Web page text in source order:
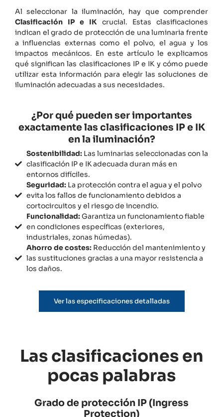
Al seleccionar la iluminación, hay que comprender
Clasificación IP e IK crucial. Estas clasificaciones
indican el grado de protección de una luminaria frente
a influencias externas como el polvo, el agua y los
impactos mecánicos. En este artículo le explicamos
qué significan las clasificaciones IP e IK y cómo puede
utilizar esta información para elegir las soluciones de
iluminación adecuadas a sus necesidades.
¿Por qué pueden ser importantes
exactamente las clasificaciones IP e IK
en la iluminación?
Sostenibilidad:Las luminarias seleccionadas con la
clasificación IP e IK adecuada duran más en
entornos difíciles.
Seguridad:La protección contra el agua y el polvo
evita los fallos de funcionamiento debidos a
cortocircuitos y el riesgo de incendio.
Funcionalidad:Garantiza un funcionamiento fiable
en condiciones específicas (exteriores,
industriales, zonas húmedas).
Ahorro de costes:Reducción del mantenimiento y
las sustituciones gracias a una mayor resistencia a
los daños.
Ver las especificaciones detalladas
Las clasificaciones en
pocas palabras
Grado de protección IP (Ingress
Protection)